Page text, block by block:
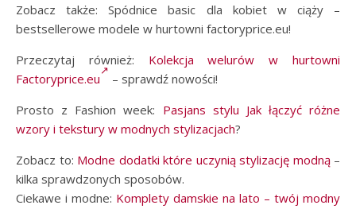
Zobacz także: Spódnice basic dla kobiet w ciąży –
bestsellerowe modele w hurtowni factoryprice.eu!
Przeczytaj również: Kolekcja welurów w hurtowni
Factoryprice.eu
– sprawdź nowości!
Prosto z Fashion week: Pasjans stylu Jak łączyć różne
wzory i tekstury w modnych stylizacjach?
Zobacz to: Modne dodatki które uczynią stylizację modną–
kilka sprawdzonych sposobów.
Ciekawe i modne: Komplety damskie na lato – twój modny